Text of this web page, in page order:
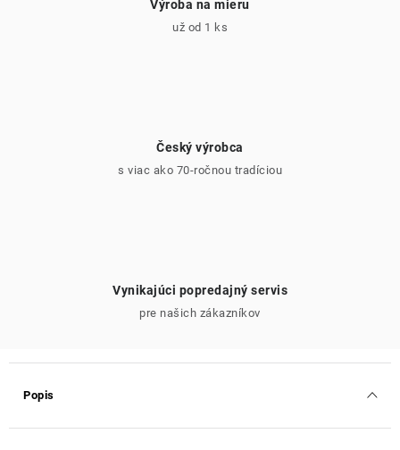
Výroba na mieru
už od 1 ks
Český výrobca
s viac ako 70-ročnou tradíciou
Vynikajúci popredajný servis
pre našich zákazníkov
Popis